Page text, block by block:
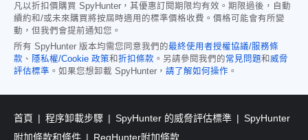
凡以折扣價購買 SpyHunter，其優惠訂閱期限均有效。期限過後，自動
續約和/或未來購買將按屆時適用的標準價格收費。價格可能會有所變
動，但我們會提前通知您。
所有 SpyHunter 版本均需您同意我們的最終使用者授權協議/服務條
款 、 隱私權/Cookie 政策和折扣條款 。另請參閱我們的常見問題和 威脅
評估標準 。如果您想卸載 SpyHunter， 請了解如何操作 。
首頁 程序卸載步驟 SpyHunter 的威脅評估標準
SpyHunter
附加條款和條件
RegHunter附加條款